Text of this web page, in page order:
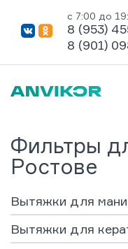
с 7:00 до
8 (953)
8 (901)
Фильтры
Ростове
Вытяжки для
Вытяжки для